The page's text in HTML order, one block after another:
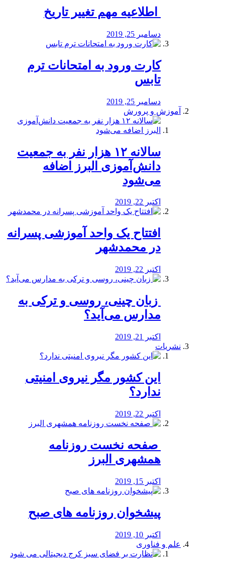
️ اطلاعیه مهم تغییر تاریخ
دسامبر 25, 2019
کارت ورود به امتحانات ترم
تابس
دسامبر 25, 2019
آموزش و پرورش
️سالانه ۱۲ هزار نفر به جمعیت
دانش‌آموزی البرز اضافه
می‌شود
اکتبر 22, 2019
افتتاح یک واحد آموزشی پسرانه
در محمدشهر
اکتبر 22, 2019
️ زبان چینی، روسی و ترکی به
مدارس می‌آید؟
اکتبر 21, 2019
نشریات
این کشور مگر نیروی امنیتی
ندارد؟
اکتبر 22, 2019
️ صفحه نخست روزنامه‌
همشهری البرز
اکتبر 15, 2019
پیشخوان روزنامه های صبح
اکتبر 10, 2019
علم و فناوری